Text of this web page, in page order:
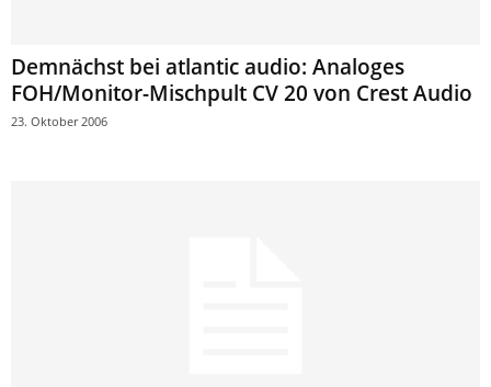
Demnächst bei atlantic audio: Analoges
FOH/Monitor-Mischpult CV 20 von Crest Audio
23. Oktober 2006